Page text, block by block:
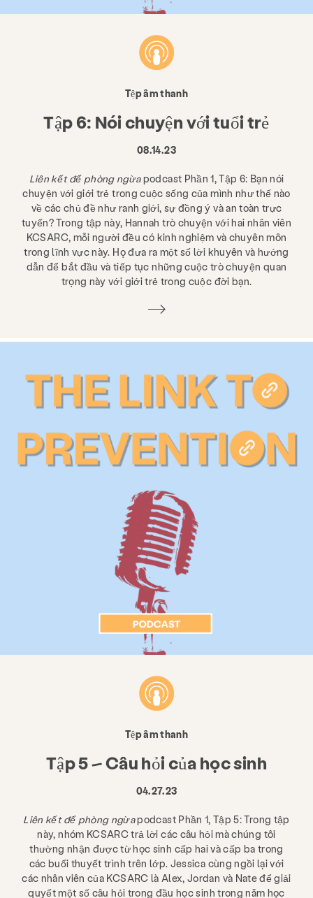
Dịch vụ Phòng ngừa & Giáo dục
Tài nguyên Đưa cho Tham gia
Câu hỏi thường gặp
Tìm kiếm KCSARC
Tệp âm thanh
Tập 6: Nói chuyện với tuổi trẻ
08.14.23
Liên kết để phòng ngừapodcast Phần 1, Tập 6: Bạn nói
chuyện với giới trẻ trong cuộc sống của mình như thế nào
về các chủ đề như ranh giới, sự đồng ý và an toàn trực
tuyến? Trong tập này, Hannah trò chuyện với hai nhân viên
KCSARC, mỗi người đều có kinh nghiệm và chuyên môn
trong lĩnh vực này. Họ đưa ra một số lời khuyên và hướng
dẫn để bắt đầu và tiếp tục những cuộc trò chuyện quan
trọng này với giới trẻ trong cuộc đời bạn.
Tệp âm thanh
Tập 5 – Câu hỏi của học sinh
04.27.23
Liên kết để phòng ngừapodcast Phần 1, Tập 5: Trong tập
này, nhóm KCSARC trả lời các câu hỏi mà chúng tôi
thường nhận được từ học sinh cấp hai và cấp ba trong
các buổi thuyết trình trên lớp. Jessica cùng ngồi lại với
các nhân viên của KCSARC là Alex, Jordan và Nate để giải
quyết một số câu hỏi trong đầu học sinh trong năm học